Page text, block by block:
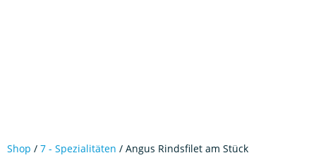
Shop / 7 - Spezialitäten / Angus Rindsfilet am Stück